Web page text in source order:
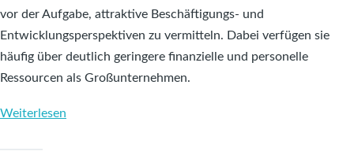
vor der Aufgabe, attraktive Beschäftigungs- und
Entwicklungsperspektiven zu vermitteln. Dabei verfügen sie
häufig über deutlich geringere finanzielle und personelle
Ressourcen als Großunternehmen.
Weiterlesen